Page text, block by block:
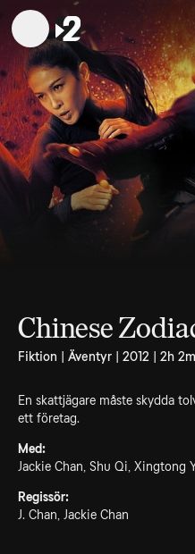
Chinese
Fiktion | Äventyr | 2012 | 2h
En skattjägare måste skydda
ett företag.
Med:
Jackie Chan, Shu Qi, Xingtong
Regissör:
J. Chan, Jackie Chan